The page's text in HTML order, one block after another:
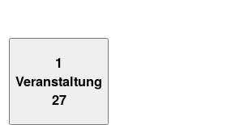
1
Veranstaltung
27